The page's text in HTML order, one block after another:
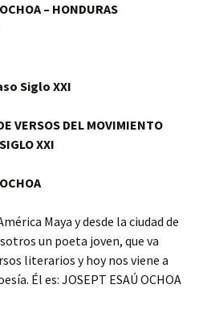
– HONDURAS
Siglo XXI
VERSOS DEL MOVIMIENTO
XXI
Maya y desde la ciudad de
un poeta joven, que va
literarios y hoy nos viene a
Él es: JOSEPT ESAÚ OCHOA